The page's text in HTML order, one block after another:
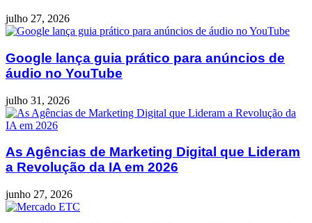
julho 27, 2026
Google lança guia prático para anúncios de
áudio no YouTube
julho 31, 2026
As Agências de Marketing Digital que Lideram
a Revolução da IA em 2026
junho 27, 2026